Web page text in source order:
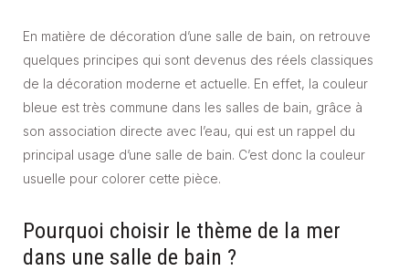
En matière de décoration d’une salle de bain, on retrouve
quelques principes qui sont devenus des réels classiques
de la décoration moderne et actuelle. En effet, la couleur
bleue est très commune dans les salles de bain, grâce à
son association directe avec l’eau, qui est un rappel du
principal usage d’une salle de bain. C’est donc la couleur
usuelle pour colorer cette pièce.
Pourquoi choisir le thème de la mer
dans une salle de bain ?